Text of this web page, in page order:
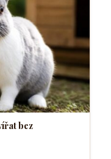
bez